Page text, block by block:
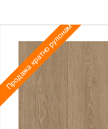
Продажа кратно рулонам